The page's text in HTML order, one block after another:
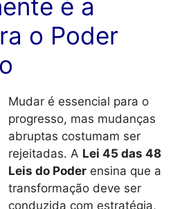
é a
o Poder
Mudar é essencial para o
progresso, mas mudanças
abruptas costumam ser
rejeitadas. A Lei 45 das 48
Leis do Poder ensina que a
transformação deve ser
conduzida com estratégia,